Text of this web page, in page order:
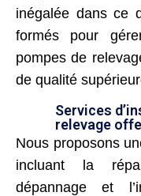
inégalée dans ce
formés pour
pompes de
de qualité
Services
relevage
Nous proposons
incluant la
dépannage et